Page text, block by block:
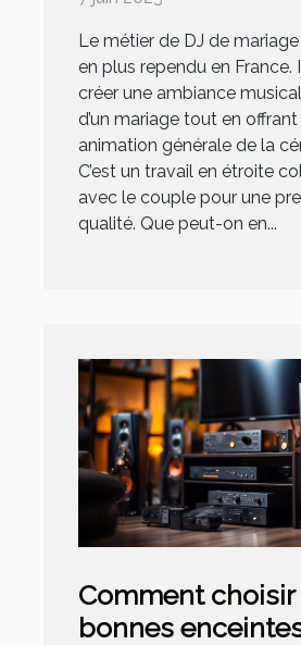
Le métier de DJ de
en plus rependu en France.
créer une ambiance
d’un mariage tout en
animation générale de la
C’est un travail en étroite
avec le couple pour une
qualité. Que peut-on en...
Comment choisir
bonnes